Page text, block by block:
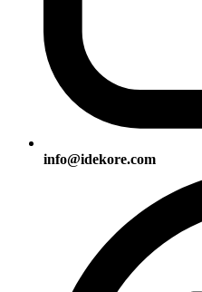
info@idekore.com